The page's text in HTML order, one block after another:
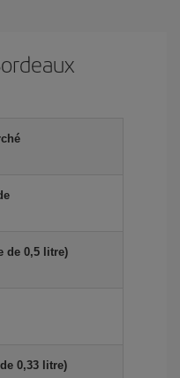
de 0,5 litre)
0,33 litre)